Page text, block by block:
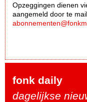
Opzeggingen dienen
aangemeld door te
fonk daily
dagelijkse